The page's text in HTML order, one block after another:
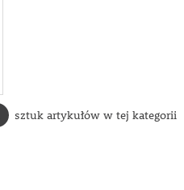
sztuk artykułów w tej kategorii